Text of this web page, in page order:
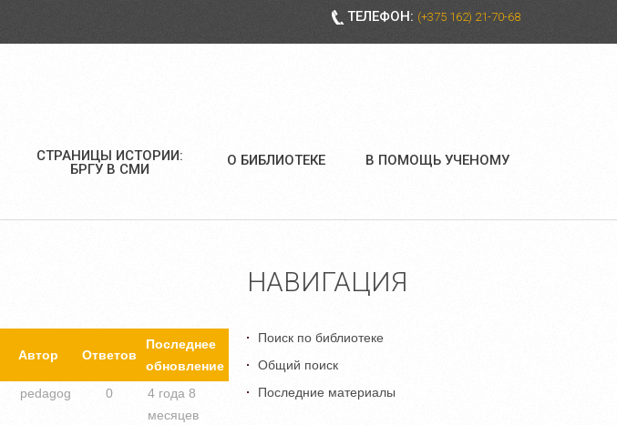
ТЕЛЕФОН: (+375 162) 21-70-68
СТРАНИЦЫ ИСТОРИИ:
БРГУ В СМИ
О БИБЛИОТЕКЕ В ПОМОЩЬ УЧЕНОМУ
НАВИГАЦИЯ
Поиск по библиотеке
Общий поиск
Последние материалы
Автор Ответов
Последнее
обновление
pedagog 0
4 года 8
месяцев